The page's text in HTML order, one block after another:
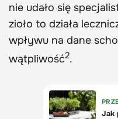
nie udało się
zioło to działa
wpływu na dane
wątpliwość2.